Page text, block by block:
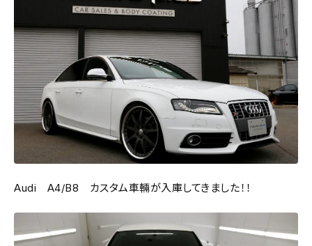
Audi A4/B8 カスタム車輛が入庫してきました！！